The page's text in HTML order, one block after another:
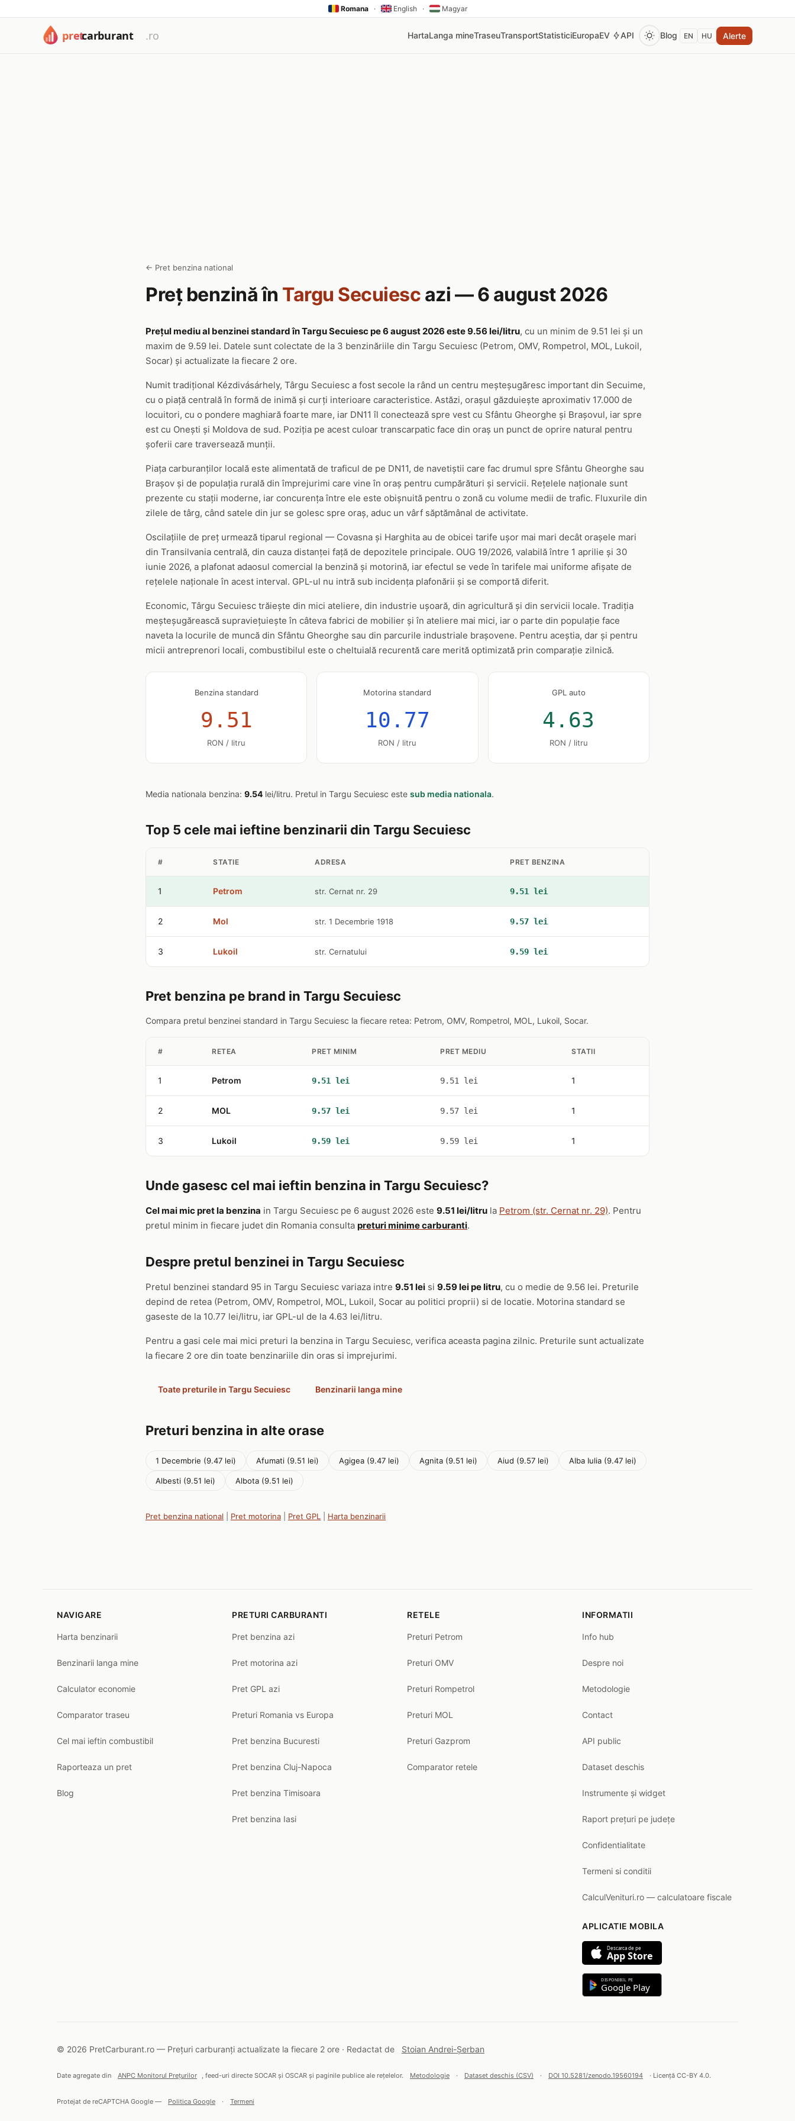
Romana · English · Magyar
HartaLanga mineTraseuTransportStatisticiEuropaEV API Blog EN HU Alerte
← Pret benzina national
Preț benzină în Targu Secuiesc azi — 6 august 2026
Prețul mediu al benzinei standard în Targu Secuiesc pe 6 august 2026 este 9.56 lei/litru, cu un minim de 9.51 lei și un
maxim de 9.59 lei. Datele sunt colectate de la 3 benzinăriile din Targu Secuiesc (Petrom, OMV, Rompetrol, MOL, Lukoil,
Socar) și actualizate la fiecare 2 ore.
Numit tradițional Kézdivásárhely, Târgu Secuiesc a fost secole la rând un centru meșteșugăresc important din Secuime,
cu o piață centrală în formă de inimă și curți interioare caracteristice. Astăzi, orașul găzduiește aproximativ 17.000 de
locuitori, cu o pondere maghiară foarte mare, iar DN11 îl conectează spre vest cu Sfântu Gheorghe și Brașovul, iar spre
est cu Onești și Moldova de sud. Poziția pe acest culoar transcarpatic face din oraș un punct de oprire natural pentru
șoferii care traversează munții.
Piața carburanților locală este alimentată de traficul de pe DN11, de navetiștii care fac drumul spre Sfântu Gheorghe sau
Brașov și de populația rurală din împrejurimi care vine în oraș pentru cumpărături și servicii. Rețelele naționale sunt
prezente cu stații moderne, iar concurența între ele este obișnuită pentru o zonă cu volume medii de trafic. Fluxurile din
zilele de târg, când satele din jur se golesc spre oraș, aduc un vârf săptămânal de activitate.
Oscilațiile de preț urmează tiparul regional — Covasna și Harghita au de obicei tarife ușor mai mari decât orașele mari
din Transilvania centrală, din cauza distanței față de depozitele principale. OUG 19/2026, valabilă între 1 aprilie și 30
iunie 2026, a plafonat adaosul comercial la benzină și motorină, iar efectul se vede în tarifele mai uniforme afișate de
rețelele naționale în acest interval. GPL-ul nu intră sub incidența plafonării și se comportă diferit.
Economic, Târgu Secuiesc trăiește din mici ateliere, din industrie ușoară, din agricultură și din servicii locale. Tradiția
meșteșugărească supraviețuiește în câteva fabrici de mobilier și în ateliere mai mici, iar o parte din populație face
naveta la locurile de muncă din Sfântu Gheorghe sau din parcurile industriale brașovene. Pentru aceștia, dar și pentru
micii antreprenori locali, combustibilul este o cheltuială recurentă care merită optimizată prin comparație zilnică.
Benzina standard
9.51
RON / litru
Motorina standard
10.77
RON / litru
GPL auto
4.63
RON / litru
Media nationala benzina: 9.54 lei/litru. Pretul in Targu Secuiesc este sub media nationala.
Top 5 cele mai ieftine benzinarii din Targu Secuiesc
# STATIE ADRESA PRET BENZINA
1 Petrom str. Cernat nr. 29 9.51 lei
2 Mol str. 1 Decembrie 1918 9.57 lei
3 Lukoil str. Cernatului 9.59 lei
Pret benzina pe brand in Targu Secuiesc
Compara pretul benzinei standard in Targu Secuiesc la fiecare retea: Petrom, OMV, Rompetrol, MOL, Lukoil, Socar.
# RETEA PRET MINIM PRET MEDIU STATII
1 Petrom 9.51 lei 9.51 lei 1
2 MOL 9.57 lei 9.57 lei 1
3 Lukoil 9.59 lei 9.59 lei 1
Unde gasesc cel mai ieftin benzina in Targu Secuiesc?
Cel mai mic pret la benzina in Targu Secuiesc pe 6 august 2026 este 9.51 lei/litru la Petrom (str. Cernat nr. 29). Pentru
pretul minim in fiecare judet din Romania consulta preturi minime carburanti.
Despre pretul benzinei in Targu Secuiesc
Pretul benzinei standard 95 in Targu Secuiesc variaza intre 9.51 lei si 9.59 lei pe litru, cu o medie de 9.56 lei. Preturile
depind de retea (Petrom, OMV, Rompetrol, MOL, Lukoil, Socar au politici proprii) si de locatie. Motorina standard se
gaseste de la 10.77 lei/litru, iar GPL-ul de la 4.63 lei/litru.
Pentru a gasi cele mai mici preturi la benzina in Targu Secuiesc, verifica aceasta pagina zilnic. Preturile sunt actualizate
la fiecare 2 ore din toate benzinariile din oras si imprejurimi.
Toate preturile in Targu Secuiesc Benzinarii langa mine
Preturi benzina in alte orase
1 Decembrie (9.47 lei) Afumati (9.51 lei) Agigea (9.47 lei) Agnita (9.51 lei) Aiud (9.57 lei) Alba Iulia (9.47 lei)
Albesti (9.51 lei) Albota (9.51 lei)
Pret benzina national Pret motorina Pret GPL Harta benzinarii
NAVIGARE
Harta benzinarii
Benzinarii langa mine
Calculator economie
Comparator traseu
Cel mai ieftin combustibil
Raporteaza un pret
Blog
PRETURI CARBURANTI
Pret benzina azi
Pret motorina azi
Pret GPL azi
Preturi Romania vs Europa
Pret benzina Bucuresti
Pret benzina Cluj-Napoca
Pret benzina Timisoara
Pret benzina Iasi
RETELE
Preturi Petrom
Preturi OMV
Preturi Rompetrol
Preturi MOL
Preturi Gazprom
Comparator retele
INFORMATII
Info hub
Despre noi
Metodologie
Contact
API public
Dataset deschis
Instrumente și widget
Raport prețuri pe județe
Confidentialitate
Termeni si conditii
CalculVenituri.ro — calculatoare fiscale
APLICATIE MOBILA
Descarca de pe
App Store
DISPONIBIL PE
Google Play
© 2026 PretCarburant.ro — Prețuri carburanți actualizate la fiecare 2 ore · Redactat de Stoian Andrei-Șerban
Date agregate din ANPC Monitorul Prețurilor , feed-uri directe SOCAR și OSCAR și paginile publice ale rețelelor. Metodologie · Dataset deschis (CSV) · DOI 10.5281/zenodo.19560194 · Licență CC-BY 4.0.
Protejat de reCAPTCHA Google — Politica Google · Termeni